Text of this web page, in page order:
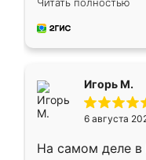
делу со всей
за день, ребята
Игорь М.
6 августа
На самом деле в